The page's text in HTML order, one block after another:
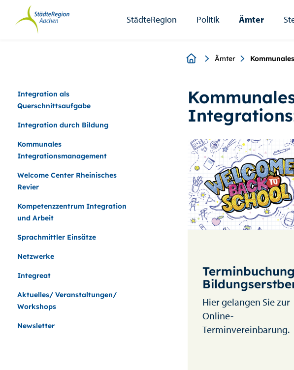
Seiteninhalt.
Hauptnavigation.
StädteRegion
StädteRegion Politik Ämter
Breadcrumb
Ämter
Integration als
Querschnittsaufgabe
Integration durch Bildung
Kommunales
Integrationsmanagement
Welcome Center Rheinisches
Revier
Kompetenzzentrum Integration
und Arbeit
Sprachmittler Einsätze
Netzwerke
Integreat
Aktuelles/ Veranstaltungen/
Workshops
Newsletter
Terminbuchung
Hier gelangen Sie zur
Online-
Terminvereinbarung.